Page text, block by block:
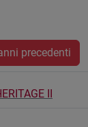
precedenti
II